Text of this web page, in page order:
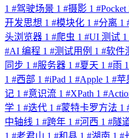
1 #驾驶场景 1 #摄影 1 #Pocket
开发思想 1 #模块化 1 #分离 1
头浏览器 1 #爬虫 1 #UI 测试 1
#AI 编程 1 #测试用例 1 #软件
同步 1 #服务器 1 #夏天 1 #雨 1
1 #西部 1 #iPad 1 #Apple 1 #苹
记 1 #意识流 1 #XPath 1 #
学 1 #迭代 1 #蒙特卡罗方法 1
中轴线 1 #跨年 1 #河西 1 #隧
1 #老君山 1 #和县 1 #湖南 1 #